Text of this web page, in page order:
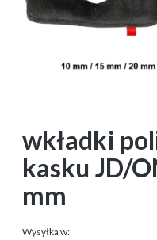
wkładki
kasku JD/
mm
Wysyłka w: